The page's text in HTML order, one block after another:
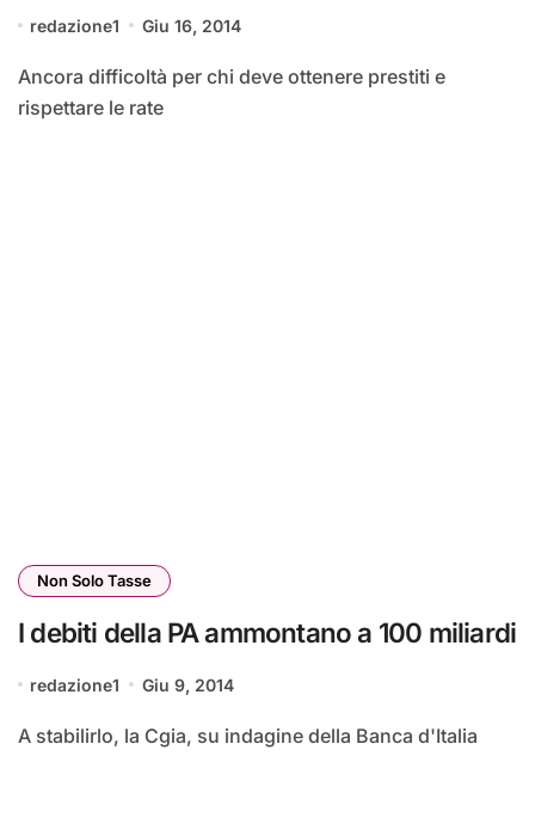
redazione1 Giu 16, 2014
Ancora difficoltà per chi deve ottenere prestiti e
rispettare le rate
Non Solo Tasse
I debiti della PA ammontano a 100 miliardi
redazione1 Giu 9, 2014
A stabilirlo, la Cgia, su indagine della Banca d'Italia